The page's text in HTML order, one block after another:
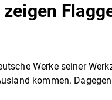
Werke seiner
kommen.